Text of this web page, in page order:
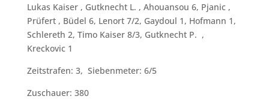
Lukas Kaiser , Gutknecht L. , Ahouansou 6, Pjanic ,
Prüfert , Büdel 6, Lenort 7/2, Gaydoul 1, Hofmann 1,
Schlereth 2, Timo Kaiser 8/3, Gutknecht P. ,
Kreckovic 1
Zeitstrafen: 3, Siebenmeter: 6/5
Zuschauer: 380